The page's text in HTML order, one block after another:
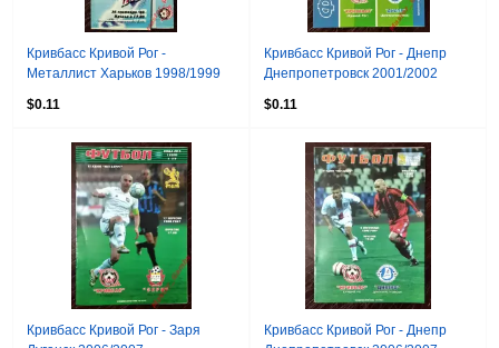
Кривбасс Кривой Рог -
Металлист Харьков 1998/1999
$0.11
Кривбасс Кривой Рог - Днепр
Днепропетровск 2001/2002
$0.11
Кривбасс Кривой Рог - Заря
Кривбасс Кривой Рог - Днепр